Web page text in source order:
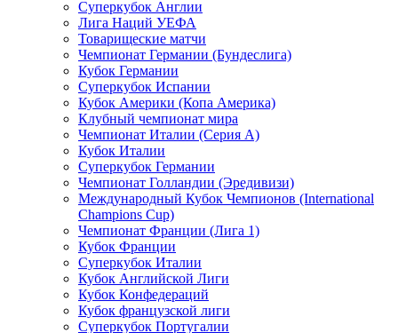
Суперкубок Англии
Лига Наций УЕФА
Товарищеские матчи
Чемпионат Германии (Бундеслига)
Кубок Германии
Суперкубок Испании
Кубок Америки (Копа Америка)
Клубный чемпионат мира
Чемпионат Италии (Серия А)
Кубок Италии
Суперкубок Германии
Чемпионат Голландии (Эредивизи)
Международный Кубок Чемпионов (International
Champions Cup)
Чемпионат Франции (Лига 1)
Кубок Франции
Суперкубок Италии
Кубок Английской Лиги
Кубок Конфедераций
Кубок французской лиги
Суперкубок Португалии